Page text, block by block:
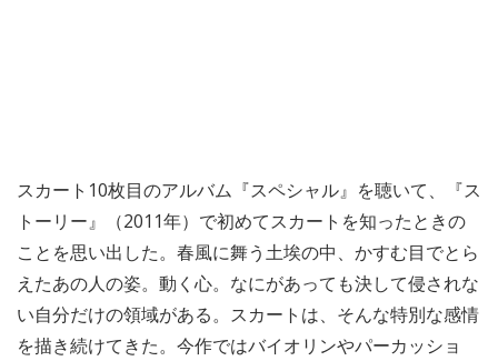
スカート10枚目のアルバム『スペシャル』を聴いて、『ス
トーリー』（2011年）で初めてスカートを知ったときの
ことを思い出した。春風に舞う土埃の中、かすむ目でとら
えたあの人の姿。動く心。なにがあっても決して侵されな
い自分だけの領域がある。スカートは、そんな特別な感情
を描き続けてきた。今作ではバイオリンやパーカッショ